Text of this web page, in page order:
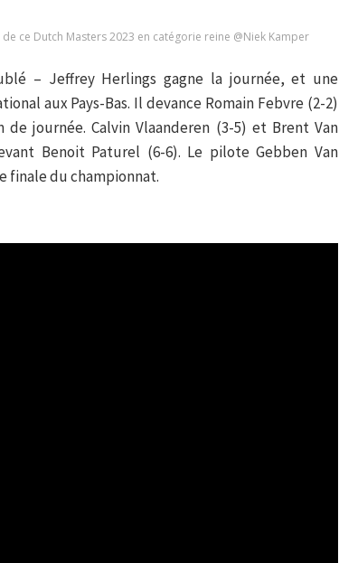
ce Dutch Masters 2023 en catégorie reine @Niek Kamper
– Jeffrey Herlings gagne la journée, et une
aux Pays-Bas. Il devance Romain Febvre (2-2)
journée. Calvin Vlaanderen (3-5) et Brent Van
Benoit Paturel (6-6). Le pilote Gebben Van
finale du championnat.